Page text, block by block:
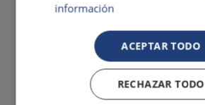
información
ACEPTAR TODO
RECHAZAR TODO